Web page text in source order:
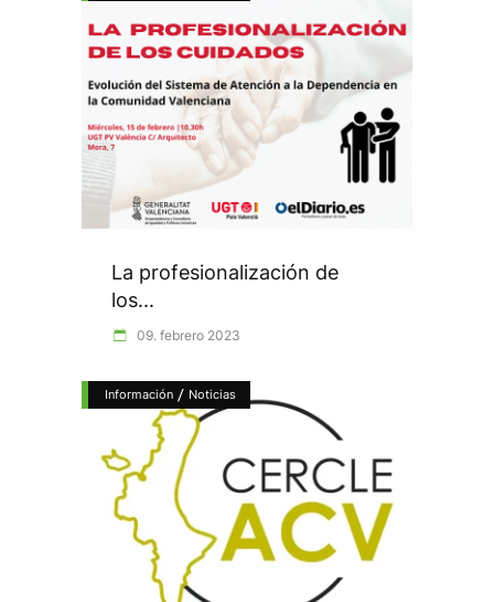
La profesionalización de
los...
09. febrero 2023
Información / Noticias